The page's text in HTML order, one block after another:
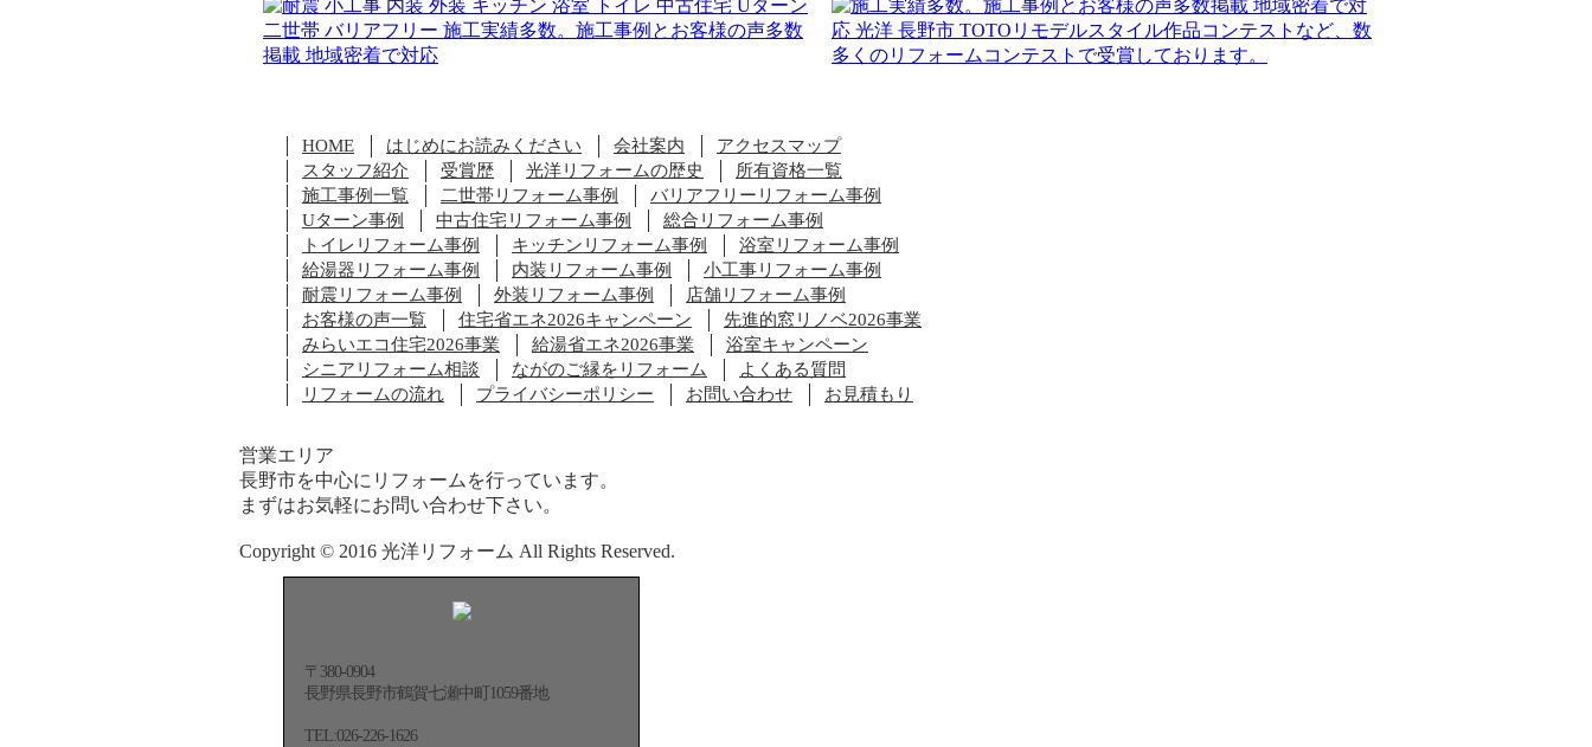
HOME はじめにお読みください 会社案内
アクセスマップ
スタッフ紹介
受賞歴 光洋リフォームの歴史
所有資格一覧
施工事例一覧
二世帯リフォーム事例
バリアフリーリフォーム事例
Uターン事例
中古住宅リフォーム事例
総合リフォーム事例
トイレリフォーム事例
キッチンリフォーム事例
浴室リフォーム事例
給湯器リフォーム事例
内装リフォーム事例
小工事リフォーム事例
耐震リフォーム事例
外装リフォーム事例
店舗リフォーム事例
お客様の声一覧
住宅省エネ2026キャンペーン
先進的窓リノベ2026事業
みらいエコ住宅2026事業
給湯省エネ2026事業
浴室キャンペーン
シニアリフォーム相談
ながのご縁をリフォーム
よくある質問
リフォームの流れ
プライバシーポリシー お問い合わせ お見積もり
営業エリア
長野市を中心にリフォームを行っています。
まずはお気軽にお問い合わせ下さい。
Copyright © 2016 光洋リフォーム All Rights Reserved.
〒380-0904
長野県長野市鶴賀七瀬中町1059番地
TEL:026-226-1626